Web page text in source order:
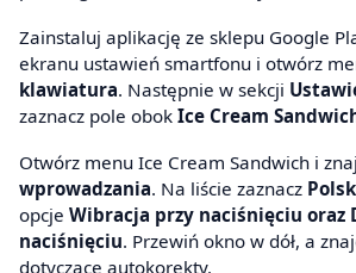
Zainstaluj aplikację ze sklepu Google
ekranu ustawień smartfonu i otwórz
klawiatura. Następnie w sekcji
zaznacz pole obok Ice Cream
Otwórz menu Ice Cream Sandwich i
wprowadzania. Na liście zaznacz
opcje Wibracja przy naciśnięciu oraz
naciśnięciu. Przewiń okno w dół, a
dotyczące autokorekty.